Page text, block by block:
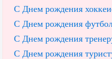
С Днем рождения
С Днем рождения
С Днем рождения
С Днем рождения